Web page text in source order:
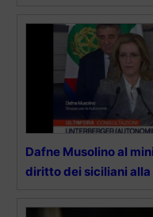
Dafne Musolino al
diritto dei siciliani alla